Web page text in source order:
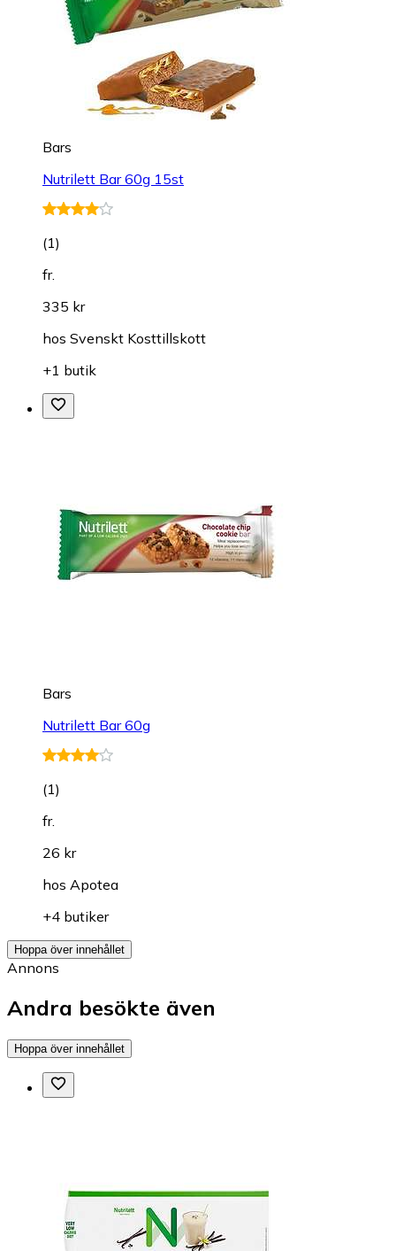
Bars
Nutrilett Bar 60g 15st
(1)
fr.
335 kr
hos Svenskt Kosttillskott
+1 butik
Bars
Nutrilett Bar 60g
(1)
fr.
26 kr
hos Apotea
+4 butiker
Hoppa över innehållet
Annons
Andra besökte även
Hoppa över innehållet